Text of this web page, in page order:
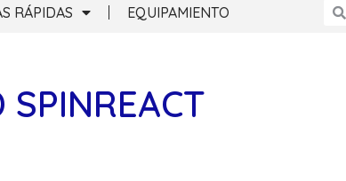
RÁPIDAS EQUIPAMIENTO